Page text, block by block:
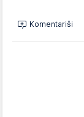
Komentariši